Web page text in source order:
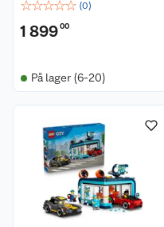
☆☆☆☆☆ (0)
1 89900
På lager (6-20)